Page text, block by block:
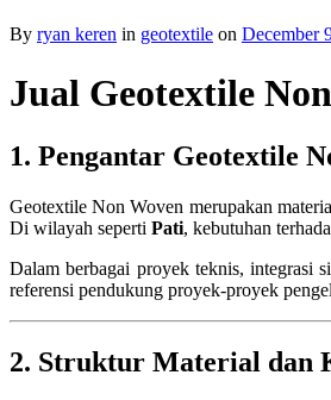
By ryan keren in geotextile on December
Jual Geotextile
1. Pengantar Geotextile
Geotextile Non Woven merupakan
Di wilayah seperti Pati, kebutuhan
Dalam berbagai proyek teknis, integrasi
referensi pendukung proyek-proyek
2. Struktur Material dan